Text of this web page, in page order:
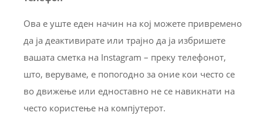
Ова е уште еден начин на кој можете привремено
да ја деактивирате или трајно да ја избришете
вашата сметка на Instagram – преку телефонот,
што, веруваме, е попогодно за оние кои често се
во движење или едноставно не се навикнати на
често користење на компјутерот.